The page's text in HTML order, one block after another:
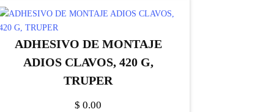
ADHESIVO DE MONTAJE
ADIOS CLAVOS, 420 G,
TRUPER
$ 0.00